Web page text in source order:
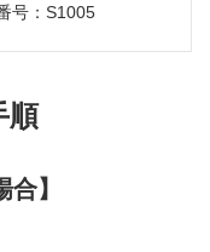
号：S1005
順
】